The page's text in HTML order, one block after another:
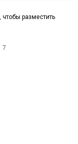
разместить
7